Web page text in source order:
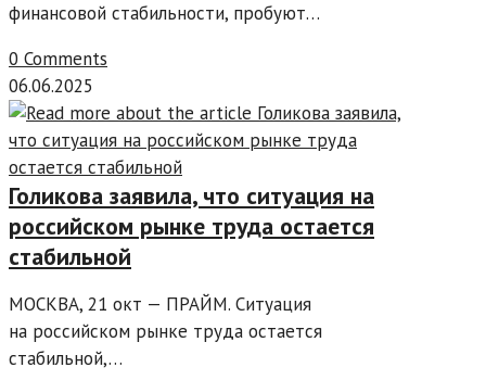
финансовой стабильности, пробуют…
0 Comments
06.06.2025
Голикова заявила, что ситуация на
российском рынке труда остается
стабильной
МОСКВА, 21 окт — ПРАЙМ. Ситуация
на российском рынке труда остается
стабильной,…